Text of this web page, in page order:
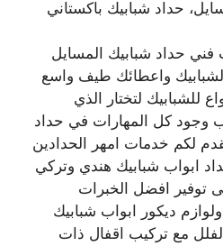
حداد شبابيك باكستاني
حداد شبابيك المسايل
واعطائك طيف واسع
للشبابيك لتختار الذي
وجود كل المهارات في حداد
لكم خدمات امهر الحدادين
ابواب شبابيك هندي وتركي
توفير افضل الخبرات
ديكور ابواب شبابيك
مع تركيب اقفال ذات